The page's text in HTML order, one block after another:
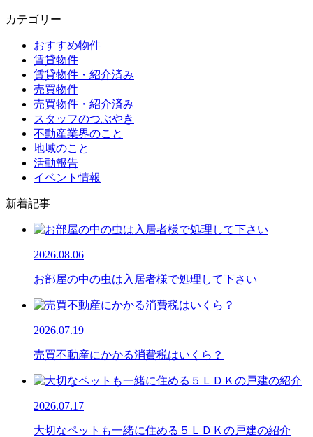
カテゴリー
おすすめ物件
賃貸物件
賃貸物件・紹介済み
売買物件
売買物件・紹介済み
スタッフのつぶやき
不動産業界のこと
地域のこと
活動報告
イベント情報
新着記事
2026.08.06
お部屋の中の虫は入居者様で処理して下さい
2026.07.19
売買不動産にかかる消費税はいくら？
2026.07.17
大切なペットも一緒に住める５ＬＤＫの戸建の紹介